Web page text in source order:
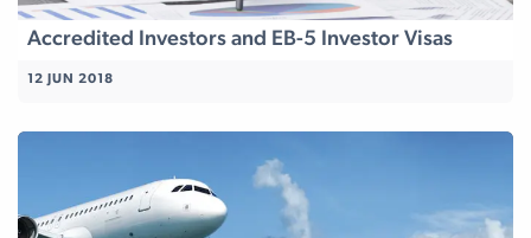
Accredited Investors and EB-5 Investor Visas
12 JUN 2018